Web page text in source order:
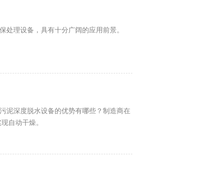
理设备，具有十分广阔的应用前景。
泥深度脱水设备的优势有哪些？​制造商在
自动干燥。